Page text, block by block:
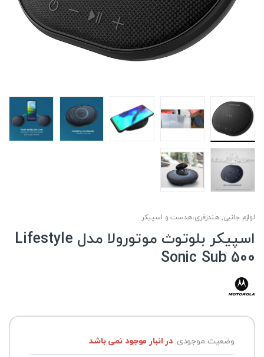
لوازم جانبی,هندزفری،هدست و اسپیکر
اسپیکر بلوتوث موتورولا مدل Lifestyle
Sonic Sub 500
وضعیت موجودی:در انبار موجود نمی باشد